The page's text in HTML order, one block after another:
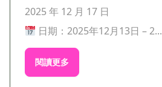
2025 年 12 月 17 日
日期：2025年12月13日 – 2...
閱讀更多